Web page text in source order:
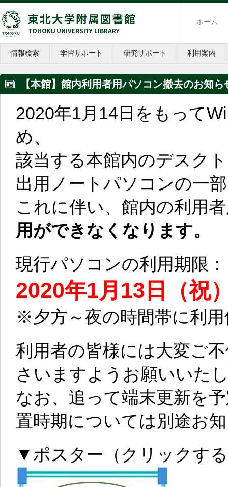
ホーム
情報検索 学習サポート 研究サポート 利用案内
【本館】館内利用者用パソコン撤去のお知
2020年1月14日をもって
め、
該当する本館内のデスク
出用ノートパソコンの一
これに伴い、館内の利用
用ができなくなります。
現行パソコンの利用期限：
2020年1月13日（祝
※夕方～夜の時間帯に利
利用者の皆様には大変ご
さいますようお願いいた
なお、追って端末更新を
置時期については別途お
▼ポスター（クリックす